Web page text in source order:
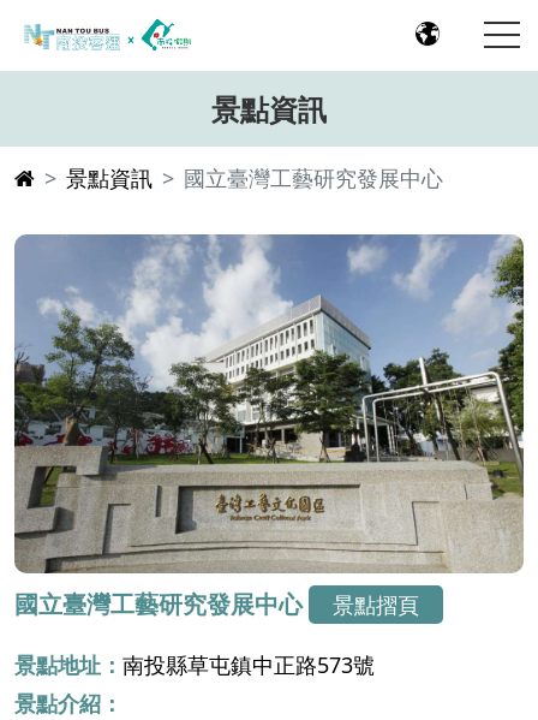
景點資訊
景點資訊 國立臺灣工藝研究發展中心
國立臺灣工藝研究發展中心 景點摺頁
景點地址： 南投縣草屯鎮中正路573號
景點介紹：